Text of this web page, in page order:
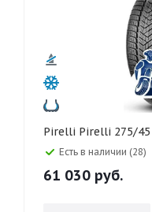
Pirelli Pirelli
Есть в наличии (28)
61 030 руб.